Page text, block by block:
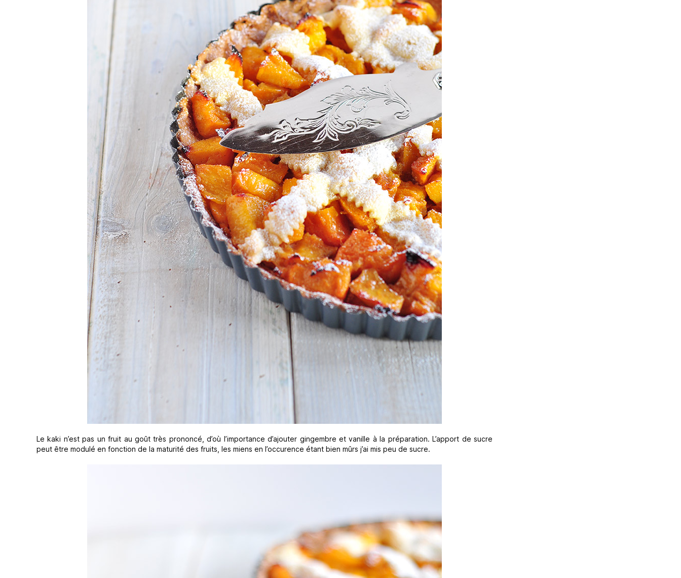
Le kaki n’est pas un fruit au goût très prononcé, d’où l’importance d’ajouter gingembre et vanille à la préparation. L’apport de sucre
peut être modulé en fonction de la maturité des fruits, les miens en l’occurence étant bien mûrs j’ai mis peu de sucre.